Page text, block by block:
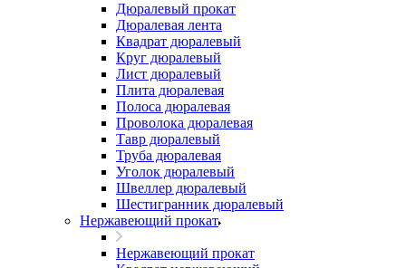
Дюралевый прокат
Дюралевая лента
Квадрат дюралевый
Круг дюралевый
Лист дюралевый
Плита дюралевая
Полоса дюралевая
Проволока дюралевая
Тавр дюралевый
Труба дюралевая
Уголок дюралевый
Швеллер дюралевый
Шестигранник дюралевый
Нержавеющий прокат
Нержавеющий прокат